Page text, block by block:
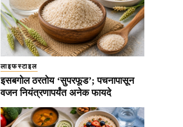
लाइफस्टाइल
इसबगोल ठरतोय ‘सुपरफूड’; पचनापासून
वजन नियंत्रणापर्यंत अनेक फायदे